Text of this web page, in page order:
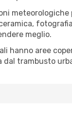
meteorologiche
meglio.
hanno aree
trambusto